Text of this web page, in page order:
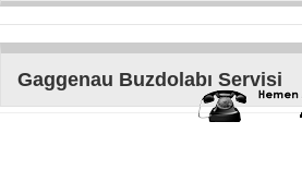
Gaggenau Buzdolabı Servisi